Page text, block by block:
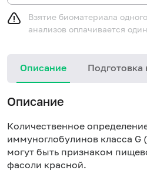
Взятие биоматериала
анализов оплачивается
Описание Подготовка
Описание
Количественное
иммуноглобулинов класса G
могут быть признаком
фасоли красной.